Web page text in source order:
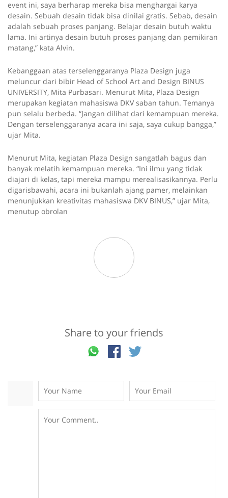
event ini, saya berharap mereka bisa menghargai karya
desain. Sebuah desain tidak bisa dinilai gratis. Sebab, desain
adalah sebuah proses panjang. Belajar desain butuh waktu
lama. Ini artinya desain butuh proses panjang dan pemikiran
matang,” kata Alvin.
Kebanggaan atas terselenggaranya Plaza Design juga
meluncur dari bibir Head of School Art and Design BINUS
UNIVERSITY, Mita Purbasari. Menurut Mita, Plaza Design
merupakan kegiatan mahasiswa DKV saban tahun. Temanya
pun selalu berbeda. “Jangan dilihat dari kemampuan mereka.
Dengan terselenggaranya acara ini saja, saya cukup bangga,”
ujar Mita.
Menurut Mita, kegiatan Plaza Design sangatlah bagus dan
banyak melatih kemampuan mereka. “Ini ilmu yang tidak
diajari di kelas, tapi mereka mampu merealisasikannya. Perlu
digarisbawahi, acara ini bukanlah ajang pamer, melainkan
menunjukkan kreativitas mahasiswa DKV BINUS,” ujar Mita,
menutup obrolan
Share to your friends